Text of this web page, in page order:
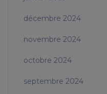
décembre 2024
novembre 2024
octobre 2024
septembre 2024